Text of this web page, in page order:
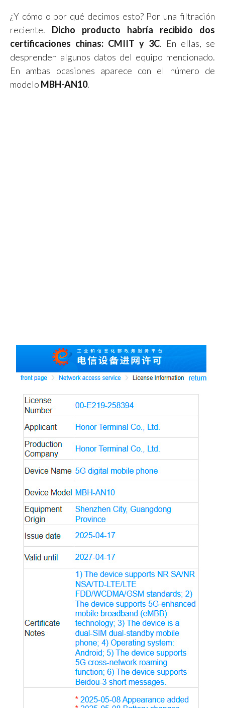
¿Y cómo o por qué decimos esto? Por una filtración
reciente. Dicho producto habría recibido dos
certificaciones chinas: CMIIT y 3C. En ellas, se
desprenden algunos datos del equipo mencionado.
En ambas ocasiones aparece con el número de
modelo MBH-AN10.